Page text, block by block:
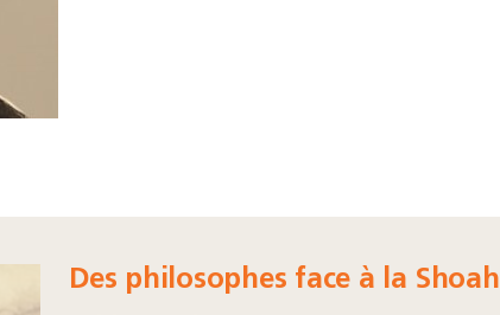
Des philosophes face à la Shoah